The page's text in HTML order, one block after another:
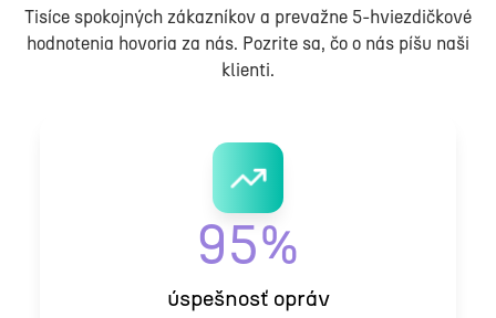
Tisíce spokojných zákazníkov a prevažne 5-hviezdičkové
hodnotenia hovoria za nás. Pozrite sa, čo o nás píšu naši
klienti.
95%
úspešnosť opráv